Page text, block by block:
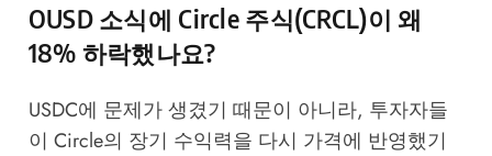
OUSD 소식에 Circle 주식(CRCL)이 왜
18% 하락했나요?
USDC에 문제가 생겼기 때문이 아니라, 투자자들
이 Circle의 장기 수익력을 다시 가격에 반영했기